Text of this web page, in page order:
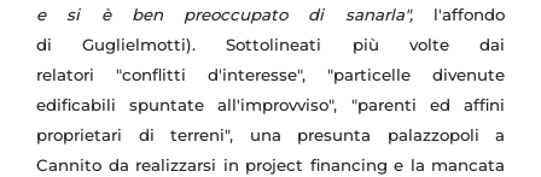
e si è ben preoccupato di sanarla",l'affondo
di Guglielmotti). Sottolineati più volte dai
relatori "conflitti d'interesse", "particelle divenute
edificabili spuntate all'improvviso", "parenti ed affini
proprietari di terreni", una presunta palazzopoli a
Cannito da realizzarsi in project financing e la mancata